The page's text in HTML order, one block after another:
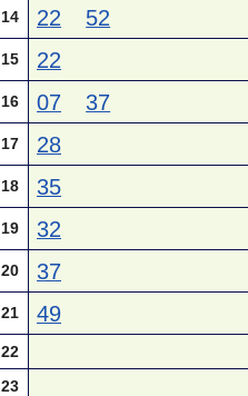
14 22 52
15 22
16 07 37
17 28
18 35
19 32
20 37
21 49
22
23